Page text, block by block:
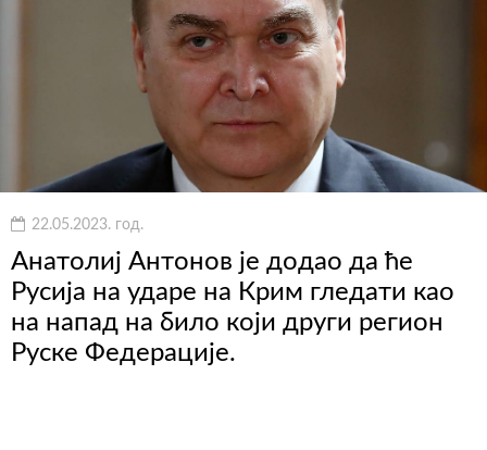
22.05.2023. год.
Анатолиј Антонов је додао да ће
Русија на ударе на Крим гледати као
на напад на било који други регион
Руске Федерације.